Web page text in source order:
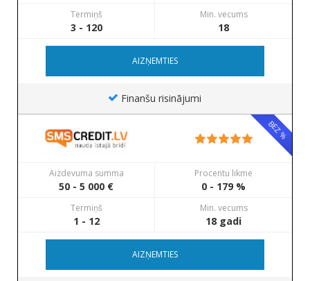
Termiņš
3 - 120
Min. vecums
18
AIZŅEMTIES
Finanšu risinājumi
BEZ %
Aizdevuma summa
50 - 5 000 €
Procentu likme
0 - 179 %
Termiņš
1 - 12
Min. vecums
18 gadi
AIZŅEMTIES